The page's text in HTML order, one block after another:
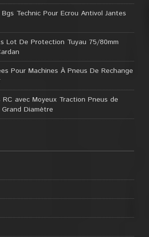
Technic Pour Ecrou Antivol Jantes
Lot De Protection Tuyau 75/80mm
Pour Machines À Pneus De Rechange
avec Moyeux Traction Pneus de
Diamètre